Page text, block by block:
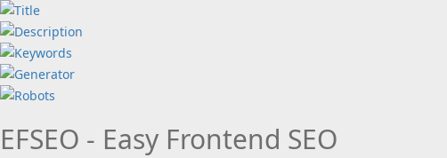
EFSEO - Easy Frontend SEO